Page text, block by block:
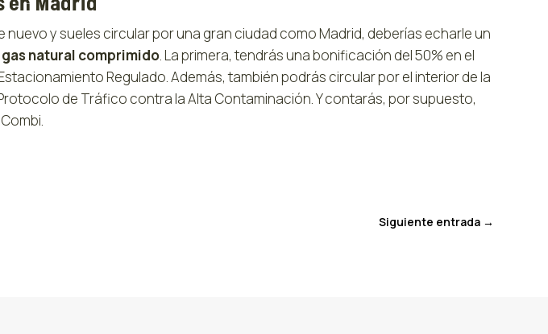
y sueles circular por una gran ciudad como Madrid, deberías echarle un
natural comprimido. La primera, tendrás una bonificación del 50% en el
Regulado. Además, también podrás circular por el interior de la
de Tráfico contra la Alta Contaminación. Y contarás, por supuesto,
Siguiente entrada→